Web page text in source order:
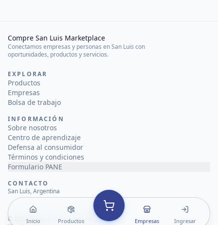
Inicio Productos Empresas Ingresar
Compre San Luis Marketplace
Conectamos empresas y personas en San Luis con
oportunidades, productos y servicios.
EXPLORAR
Productos
Empresas
Bolsa de trabajo
INFORMACIÓN
Sobre nosotros
Centro de aprendizaje
Defensa al consumidor
Términos y condiciones
Formulario PANE
CONTACTO
San Luis, Argentina
© 2026Compre San Luis Marketplace